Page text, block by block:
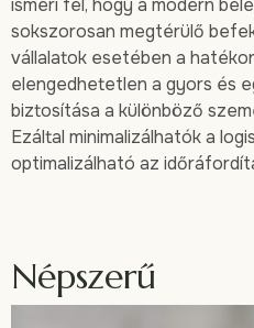
sokszorosan megtérülő
vállalatok esetében a
elengedhetetlen a gyors és
biztosítása a különböző
Ezáltal minimalizálhatók a
optimalizálható az
Népszerű